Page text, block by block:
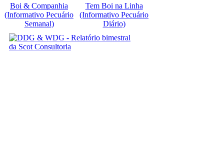
Boi & Companhia
(Informativo Pecuário
Semanal)
Tem Boi na Linha
(Informativo Pecuário
Diário)